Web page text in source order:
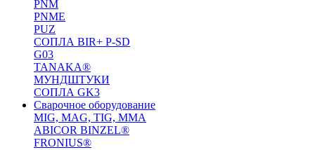
PNM
PNME
PUZ
СОПЛА BIR+ P-SD
G03
TANAKA®
МУНДШТУКИ
СОПЛА GK3
Сварочное оборудование
MIG, MAG, TIG, MMA
ABICOR BINZEL®
FRONIUS®